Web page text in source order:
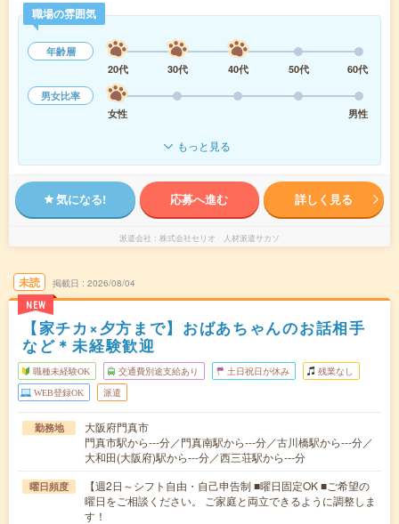
職場の雰囲気
年齢層
20代
30代 40代 50代
60代
男女比率
女性
男性
もっと見る
気になる! 応募へ進む 詳しく見る
派遣会社 株式会社セリオ 人材派遣サカソ
未読
NEW
掲載日 2026/08/04
【家チカ×夕方まで】おばあちゃんのお話相手
など＊未経験歓迎
職種未経験OK 交通費別途支給あり 土日祝日が休み 残業なし
WEB登録OK 派遣
勤務地
大阪府門真市
門真市駅から---分／門真南駅から---分／古川橋駅から---分／
大和田(大阪府)駅から---分／西三荘駅から---分
曜日頻度
【週2日～シフト自由・自己申告制 ■曜日固定OK ■ご希望の
曜日をご相談ください。 ご家庭と両立できるように調整しま
す！